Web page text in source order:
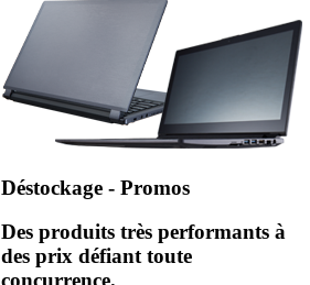
Déstockage - Promos
Des produits très performants à
des prix défiant toute
concurrence.